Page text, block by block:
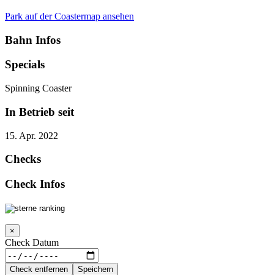
Park auf der Coastermap ansehen
Bahn Infos
Specials
Spinning Coaster
In Betrieb seit
15. Apr. 2022
Checks
Check Infos
×
Check Datum
Check entfernen Speichern